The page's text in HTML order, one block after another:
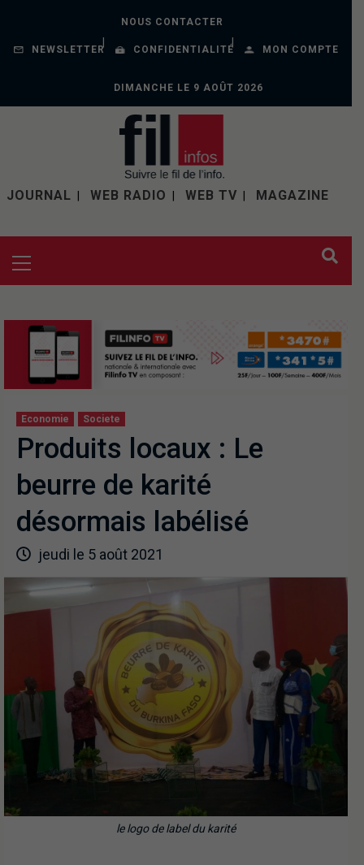
NOUS CONTACTER
NEWSLETTER CONFIDENTIALITÉ MON COMPTE
DIMANCHE LE 9 AOÛT 2026
JOURNAL WEB RADIO WEB TV MAGAZINE
Economie Societe
Produits locaux : Le
beurre de karité
désormais labélisé
jeudi le 5 août 2021
le logo de label du karité